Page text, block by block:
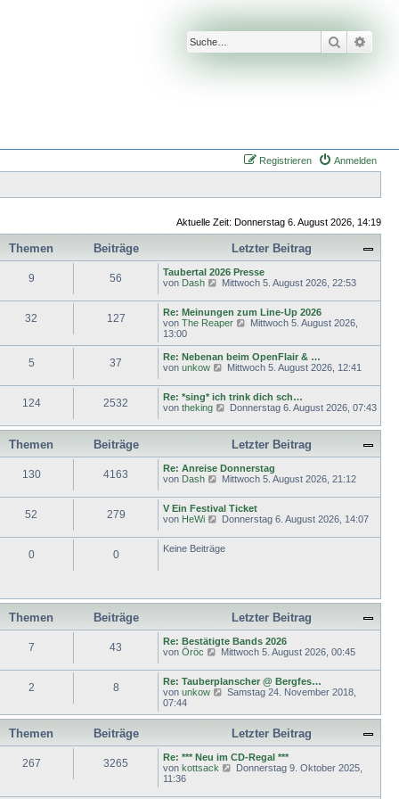
Suche
Anmelden
Registrieren
Aktuelle Zeit: Donnerstag 6. August 2026, 14:19
Themen Beiträge
Letzter Beitrag
9 56
Taubertal 2026 Presse
von Dash
N
u
e
s
e
r
B
i
t
r
g
Mittwoch 5. August 2026, 22:53
32 127
Re: Meinungen zum Line-Up 2026
von The Reaper
N
u
e
s
e
r
B
i
t
r
a
g
Mittwoch 5. August 2026,
13:00
5 37
Re: Nebenan beim OpenFlair & …
von unkow
N
u
e
s
e
e
i
t
r
a
g
Mittwoch 5. August 2026, 12:41
124 2532
Re: *sing* ich trink dich sch…
von theking
N
u
t
e
r
e
i
t
r
Donnerstag 6. August 2026, 07:43
Themen Beiträge
Letzter Beitrag
130 4163
Re: Anreise Donnerstag
von Dash
N
u
e
s
r
r
g
Mittwoch 5. August 2026, 21:12
52 279
V Ein Festival Ticket
von HeWi
N
u
e
B
r
a
g
Donnerstag 6. August 2026, 14:07
0 0 Keine Beiträge
Themen Beiträge
Letzter Beitrag
7 43
Re: Bestätigte Bands 2026
von Öröc
N
u
e
s
e
e
i
t
Mittwoch 5. August 2026, 00:45
2 8
Re: Tauberplanscher @ Bergfes…
von unkow
N
u
e
t
e
r
Samstag 24. November 2018,
07:44
Themen Beiträge
Letzter Beitrag
267 3265
Re: *** Neu im CD-Regal ***
von kottsack
NDonnerstag 9. Oktober 2025,
11:36